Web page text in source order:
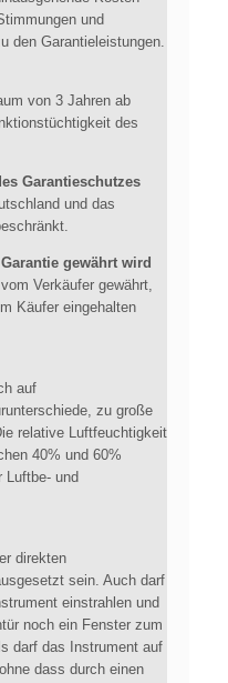
und
den Garantieleistungen.
von 3 Jahren ab
des
Garantieschutzes
und das
gewährt wird
Verkäufer gewährt,
Käufer eingehalten
auf
zu große
relative Luftfeuchtigkeit
40% und 60%
Luftbe- und
direkten
sein. Auch darf
einstrahlen und
noch ein Fenster zum
darf das Instrument auf
dass durch einen